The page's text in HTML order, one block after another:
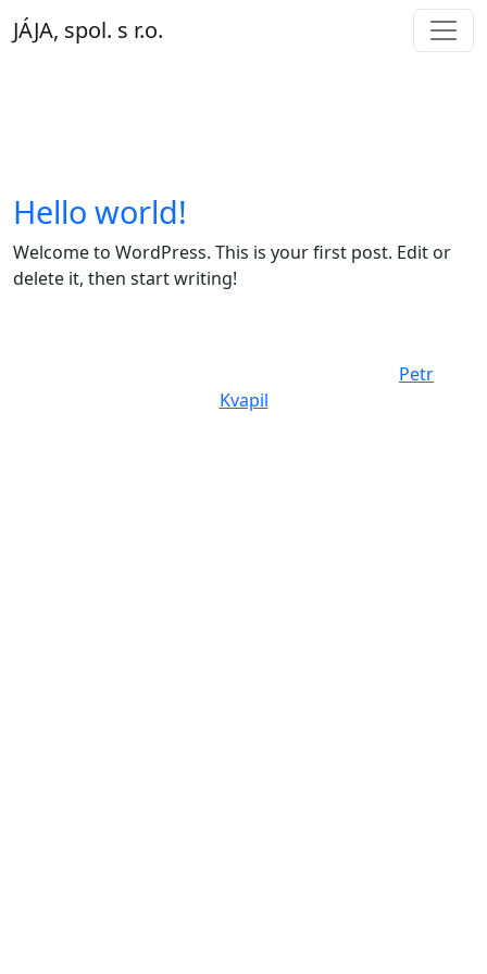
JÁJA, spol. s r.o.
Hello world!
Welcome to WordPress. This is your first post. Edit or
delete it, then start writing!
Petr
Kvapil